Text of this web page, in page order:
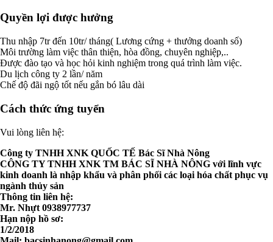
Quyền lợi được hưởng
Thu nhập 7tr đến 10tr/ tháng( Lương cứng + thưởng doanh số)
Môi trường làm việc thân thiện, hòa đồng, chuyên nghiệp,..
Được đào tạo và học hỏi kinh nghiệm trong quá trình làm việc.
Du lịch công ty 2 lần/ năm
Chế độ đãi ngộ tốt nếu gắn bó lâu dài
Cách thức ứng tuyển
Vui lòng liên hệ:
Công ty TNHH XNK QUỐC TẾ Bác Sĩ Nhà Nông
CÔNG TY TNHH XNK TM BÁC SĨ NHÀ NÔNG với lĩnh vực
kinh doanh là nhập khẩu và phân phối các loại hóa chất phục vụ
ngành thủy sản
Thông tin liên hệ:
Mr. Nhựt 0938977737
Hạn nộp hồ sơ:
1/2/2018